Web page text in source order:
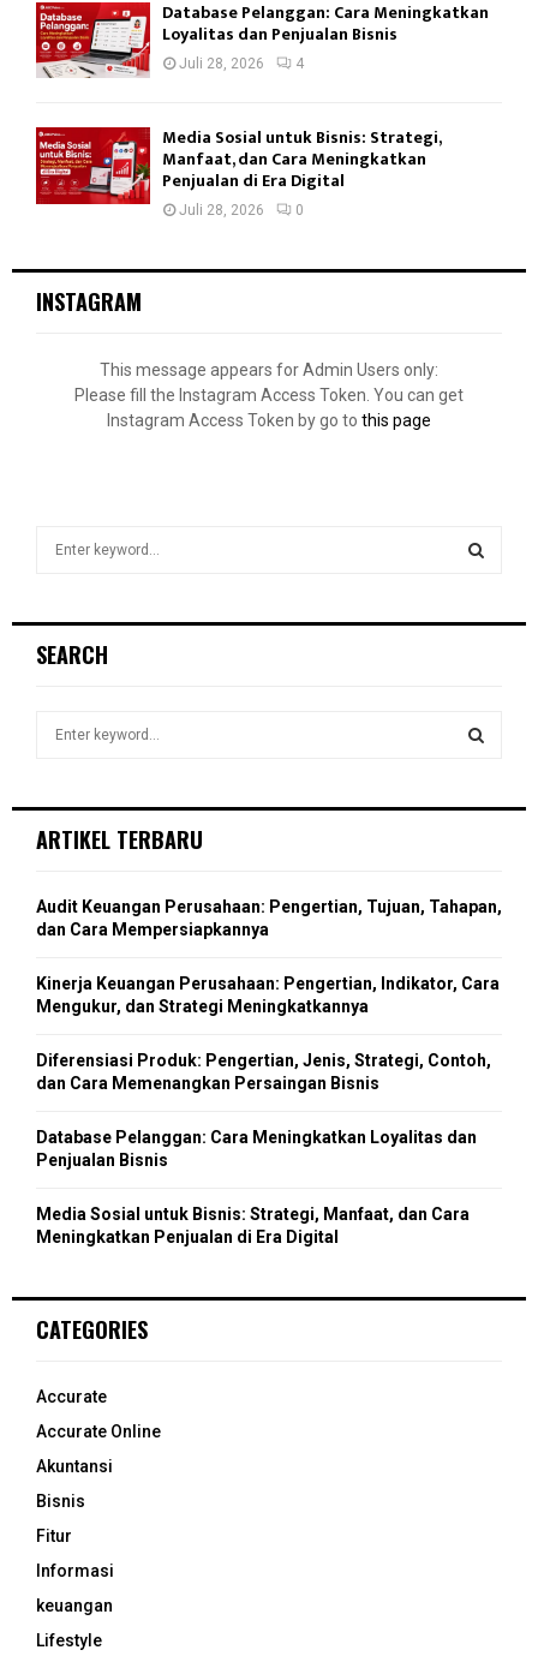
Database Pelanggan: Cara Meningkatkan
Loyalitas dan Penjualan Bisnis
Juli 28, 2026 4
Media Sosial untuk Bisnis: Strategi,
Manfaat, dan Cara Meningkatkan
Penjualan di Era Digital
Juli 28, 2026 0
INSTAGRAM
This message appears for Admin Users only:
Please fill the Instagram Access Token. You can get
Instagram Access Token by go to this page
h
R
SEARCH
h
o
r
C
ARTIKEL TERBARU
Audit Keuangan Perusahaan: Pengertian, Tujuan, Tahapan,
dan Cara Mempersiapkannya
Kinerja Keuangan Perusahaan: Pengertian, Indikator, Cara
Mengukur, dan Strategi Meningkatkannya
Diferensiasi Produk: Pengertian, Jenis, Strategi, Contoh,
dan Cara Memenangkan Persaingan Bisnis
Database Pelanggan: Cara Meningkatkan Loyalitas dan
Penjualan Bisnis
Media Sosial untuk Bisnis: Strategi, Manfaat, dan Cara
Meningkatkan Penjualan di Era Digital
CATEGORIES
Accurate
Accurate Online
Akuntansi
Bisnis
Fitur
Informasi
keuangan
Lifestyle